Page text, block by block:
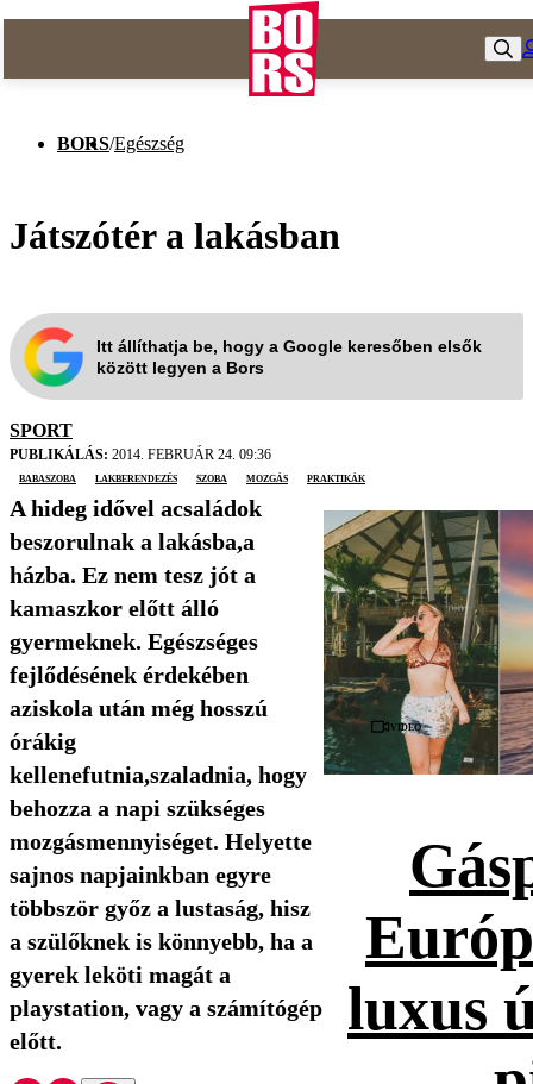
BORS/Egészség
Játszótér a lakásban
Itt állíthatja be, hogy a Google keresőben elsők
között legyen a Bors
SPORT
PUBLIKÁLÁS: 2014. FEBRUÁR 24. 09:36
babaszoba
lakberendezés szoba mozgás praktikák
A hideg idővel acsaládok
beszorulnak a lakásba,a
házba. Ez nem tesz jót a
kamaszkor előtt álló
gyermeknek. Egészséges
fejlődésének érdekében
aziskola után még hosszú
órákig
kellenefutnia,szaladnia, hogy
behozza a napi szükséges
mozgásmennyiséget. Helyette
sajnos napjainkban egyre
többször győz a lustaság, hisz
a szülőknek is könnyebb, ha a
gyerek leköti magát a
playstation, vagy a számítógép
előtt.
Videó
luxus